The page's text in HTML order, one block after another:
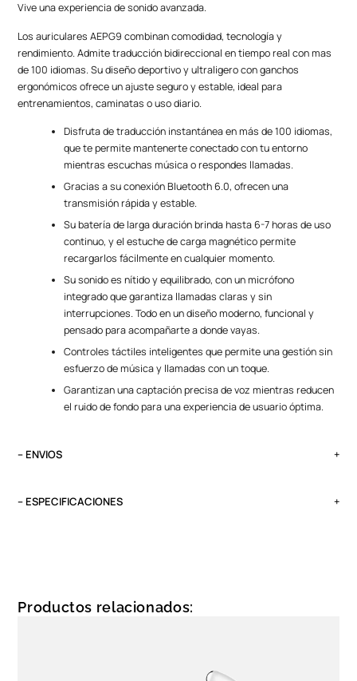
Vive una experiencia de sonido avanzada.
Los auriculares AEPG9 combinan comodidad, tecnología y
rendimiento. Admite traducción bidireccional en tiempo real con mas
de 100 idiomas. Su diseño deportivo y ultraligero con ganchos
ergonómicos ofrece un ajuste seguro y estable, ideal para
entrenamientos, caminatas o uso diario.
Disfruta de traducción instantánea en más de 100 idiomas,
que te permite mantenerte conectado con tu entorno
mientras escuchas música o respondes llamadas.
Gracias a su conexión Bluetooth 6.0, ofrecen una
transmisión rápida y estable.
Su batería de larga duración brinda hasta 6-7 horas de uso
continuo, y el estuche de carga magnético permite
recargarlos fácilmente en cualquier momento.
Su sonido es nítido y equilibrado, con un micrófono
integrado que garantiza llamadas claras y sin
interrupciones. Todo en un diseño moderno, funcional y
pensado para acompañarte a donde vayas.
Controles táctiles inteligentes que permite una gestión sin
esfuerzo de música y llamadas con un toque.
Garantizan una captación precisa de voz mientras reducen
el ruido de fondo para una experiencia de usuario óptima.
– ENVIOS
2 a 4 días, provincias según destino.
– ESPECIFICACIONES
6 a 7 horas
Productos relacionados: